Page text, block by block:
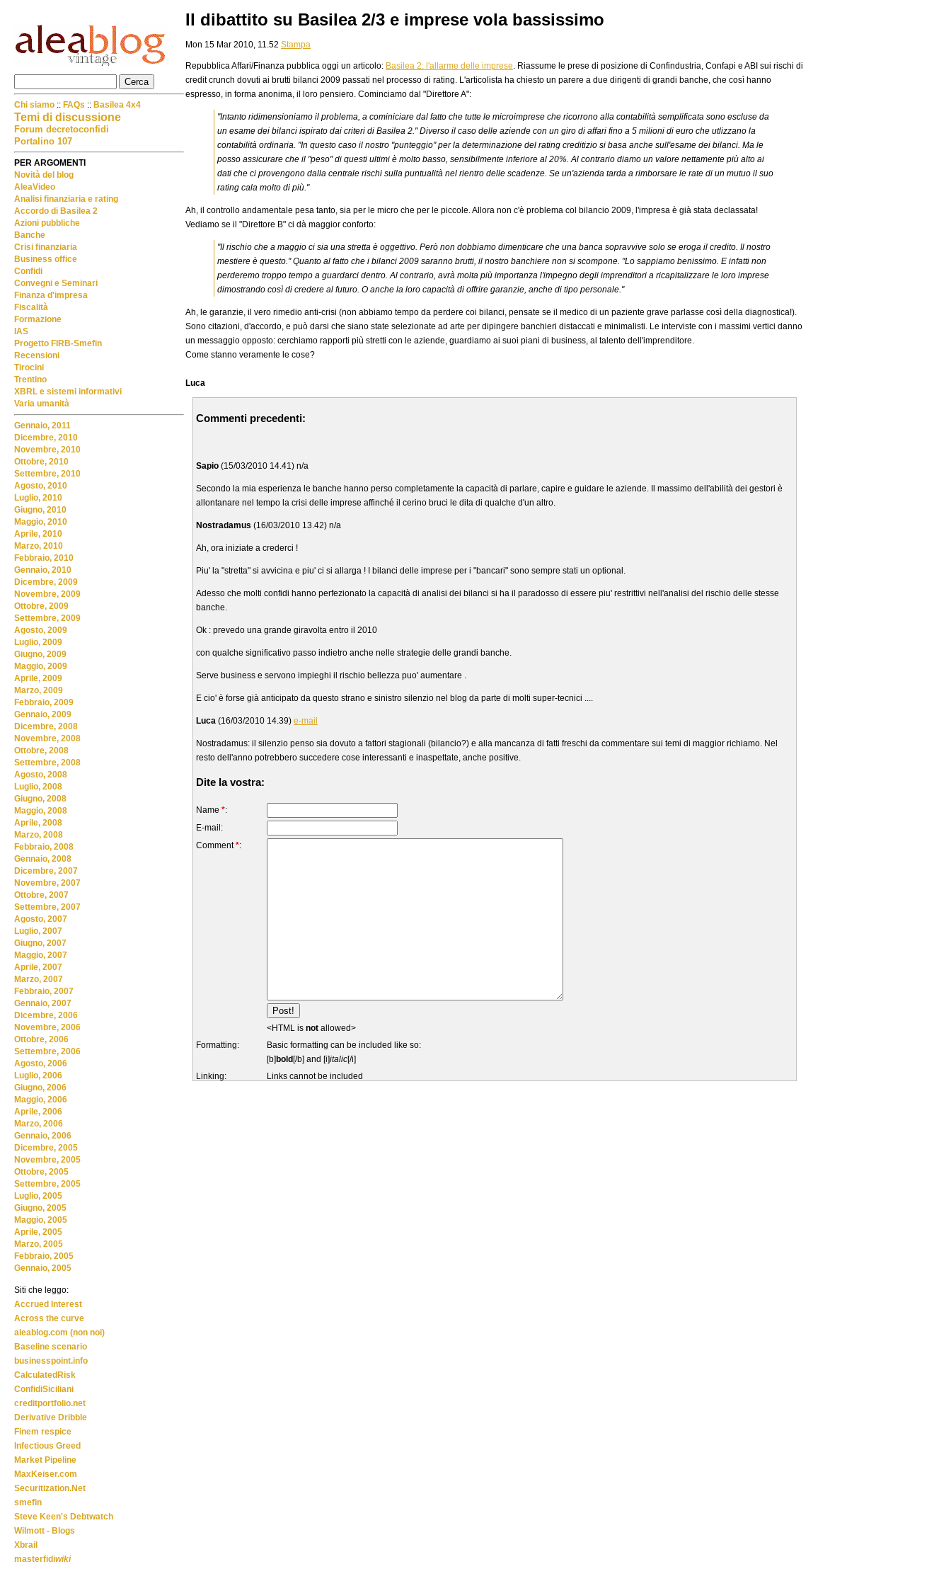
Il dibattito su Basilea 2/3 e imprese vola bassissimo
Mon 15 Mar 2010, 11.52 Stampa
Repubblica Affari/Finanza pubblica oggi un articolo: Basilea 2: l'allarme delle imprese. Riassume le prese di posizione di Confindustria, Confapi e ABI sui rischi di
credit crunch dovuti ai brutti bilanci 2009 passati nel processo di rating. L'articolista ha chiesto un parere a due dirigenti di grandi banche, che così hanno
espresso, in forma anonima, il loro pensiero. Cominciamo dal "Direttore A":
"Intanto ridimensioniamo il problema, a cominiciare dal fatto che tutte le microimprese che ricorrono alla contabilità semplificata sono escluse da
un esame dei bilanci ispirato dai criteri di Basilea 2." Diverso il caso delle aziende con un giro di affari fino a 5 milioni di euro che utlizzano la
contabilità ordinaria. "In questo caso il nostro "punteggio" per la determinazione del rating creditizio si basa anche sull'esame dei bilanci. Ma le
posso assicurare che il "peso" di questi ultimi è molto basso, sensibilmente inferiore al 20%. Al contrario diamo un valore nettamente più alto ai
dati che ci provengono dalla centrale rischi sulla puntualità nel rientro delle scadenze. Se un'azienda tarda a rimborsare le rate di un mutuo il suo
rating cala molto di più."
Ah, il controllo andamentale pesa tanto, sia per le micro che per le piccole. Allora non c'è problema col bilancio 2009, l'impresa è già stata declassata!
Vediamo se il "Direttore B" ci dà maggior conforto:
"Il rischio che a maggio ci sia una stretta è oggettivo. Però non dobbiamo dimenticare che una banca sopravvive solo se eroga il credito. Il nostro
mestiere è questo." Quanto al fatto che i bilanci 2009 saranno brutti, il nostro banchiere non si scompone. "Lo sappiamo benissimo. E infatti non
perderemo troppo tempo a guardarci dentro. Al contrario, avrà molta più importanza l'impegno degli imprenditori a ricapitalizzare le loro imprese
dimostrando così di credere al futuro. O anche la loro capacità di offrire garanzie, anche di tipo personale."
Ah, le garanzie, il vero rimedio anti-crisi (non abbiamo tempo da perdere coi bilanci, pensate se il medico di un paziente grave parlasse così della diagnostica!).
Sono citazioni, d'accordo, e può darsi che siano state selezionate ad arte per dipingere banchieri distaccati e minimalisti. Le interviste con i massimi vertici danno
un messaggio opposto: cerchiamo rapporti più stretti con le aziende, guardiamo ai suoi piani di business, al talento dell'imprenditore.
Come stanno veramente le cose?
Luca
Commenti precedenti:
Sapio (15/03/2010 14.41) n/a
Secondo la mia esperienza le banche hanno perso completamente la capacità di parlare, capire e guidare le aziende. Il massimo dell'abilità dei gestori è
allontanare nel tempo la crisi delle imprese affinché il cerino bruci le dita di qualche d'un altro.
Nostradamus (16/03/2010 13.42) n/a
Ah, ora iniziate a crederci !
Piu' la "stretta" si avvicina e piu' ci si allarga ! I bilanci delle imprese per i "bancari" sono sempre stati un optional.
Adesso che molti confidi hanno perfezionato la capacità di analisi dei bilanci si ha il paradosso di essere piu' restrittivi nell'analisi del rischio delle stesse
banche.
Ok : prevedo una grande giravolta entro il 2010
con qualche significativo passo indietro anche nelle strategie delle grandi banche.
Serve business e servono impieghi il rischio bellezza puo' aumentare .
E cio' è forse già anticipato da questo strano e sinistro silenzio nel blog da parte di molti super-tecnici ....
Luca (16/03/2010 14.39) e-mail
Nostradamus: il silenzio penso sia dovuto a fattori stagionali (bilancio?) e alla mancanza di fatti freschi da commentare sui temi di maggior richiamo. Nel
resto dell'anno potrebbero succedere cose interessanti e inaspettate, anche positive.
Dite la vostra:
Name *:
E-mail:
Comment*:
<HTML is not allowed>
Formatting:
Basic formatting can be included like so:
[b] bold [/b] and [i]italic[/i]
Linking:
Links cannot be included
Chi siamo :: FAQs :: Basilea 4x4
Temi di discussione
Forum decretoconfidi
Portalino 107
PER ARGOMENTI
Novità del blog
AleaVideo
Analisi finanziaria e rating
Accordo di Basilea 2
Azioni pubbliche
Banche
Crisi finanziaria
Business office
Confidi
Convegni e Seminari
Finanza d'impresa
Fiscalità
Formazione
IAS
Progetto FIRB-Smefin
Recensioni
Tirocini
Trentino
XBRL e sistemi informativi
Varia umanità
Gennaio, 2011
Dicembre, 2010
Novembre, 2010
Ottobre, 2010
Settembre, 2010
Agosto, 2010
Luglio, 2010
Giugno, 2010
Maggio, 2010
Aprile, 2010
Marzo, 2010
Febbraio, 2010
Gennaio, 2010
Dicembre, 2009
Novembre, 2009
Ottobre, 2009
Settembre, 2009
Agosto, 2009
Luglio, 2009
Giugno, 2009
Maggio, 2009
Aprile, 2009
Marzo, 2009
Febbraio, 2009
Gennaio, 2009
Dicembre, 2008
Novembre, 2008
Ottobre, 2008
Settembre, 2008
Agosto, 2008
Luglio, 2008
Giugno, 2008
Maggio, 2008
Aprile, 2008
Marzo, 2008
Febbraio, 2008
Gennaio, 2008
Dicembre, 2007
Novembre, 2007
Ottobre, 2007
Settembre, 2007
Agosto, 2007
Luglio, 2007
Giugno, 2007
Maggio, 2007
Aprile, 2007
Marzo, 2007
Febbraio, 2007
Gennaio, 2007
Dicembre, 2006
Novembre, 2006
Ottobre, 2006
Settembre, 2006
Agosto, 2006
Luglio, 2006
Giugno, 2006
Maggio, 2006
Aprile, 2006
Marzo, 2006
Gennaio, 2006
Dicembre, 2005
Novembre, 2005
Ottobre, 2005
Settembre, 2005
Luglio, 2005
Giugno, 2005
Maggio, 2005
Aprile, 2005
Marzo, 2005
Febbraio, 2005
Gennaio, 2005
Siti che leggo:
Accrued Interest
Across the curve
aleablog.com (non noi)
Baseline scenario
businesspoint.info
CalculatedRisk
ConfidiSiciliani
creditportfolio.net
Derivative Dribble
Finem respice
Infectious Greed
Market Pipeline
MaxKeiser.com
Securitization.Net
smefin
Steve Keen's Debtwatch
Wilmott - Blogs
Xbrail
masterfidiwiki